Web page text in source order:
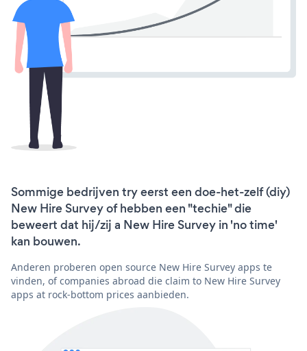
Sommige bedrijven try eerst een doe-het-zelf (diy)
New Hire Survey of hebben een "techie" die
beweert dat hij/zij a New Hire Survey in 'no time'
kan bouwen.
Anderen proberen open source New Hire Survey apps te
vinden, of companies abroad die claim to New Hire Survey
apps at rock-bottom prices aanbieden.